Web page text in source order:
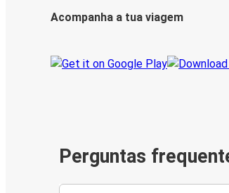
Acompanha a tua viagem
Perguntas